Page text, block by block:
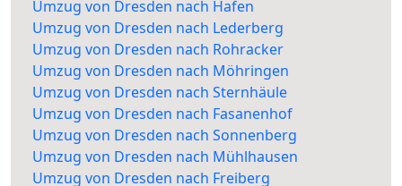
Umzug von Dresden nach Hafen
Umzug von Dresden nach Lederberg
Umzug von Dresden nach Rohracker
Umzug von Dresden nach Möhringen
Umzug von Dresden nach Sternhäule
Umzug von Dresden nach Fasanenhof
Umzug von Dresden nach Sonnenberg
Umzug von Dresden nach Mühlhausen
Umzug von Dresden nach Freiberg